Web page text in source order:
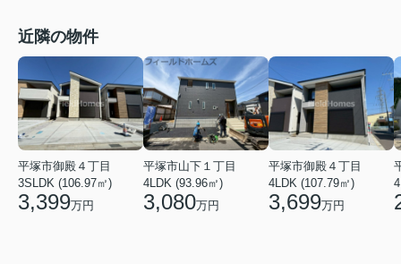
近隣の物件
平塚市御殿４丁目
3SLDK (106.97㎡)
3,399万円
平塚市山下１丁目
4LDK (93.96㎡)
3,080万円
平塚市御殿４丁目
4LDK (107.79㎡)
3,699万円